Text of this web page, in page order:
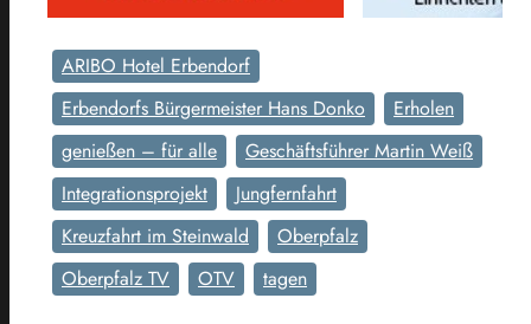
ARIBO Hotel Erbendorf
Erbendorfs Bürgermeister Hans Donko
Erholen
genießen – für alle
Geschäftsführer Martin Weiß
Integrationsprojekt
Jungfernfahrt
Kreuzfahrt im Steinwald
Oberpfalz
Oberpfalz TV
OTV tagen